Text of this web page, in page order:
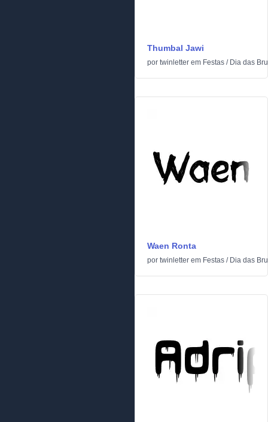
Thumbal Jawi
por twinletter em Festas / Dia das
Waen Ronta
por twinletter em Festas / Dia das